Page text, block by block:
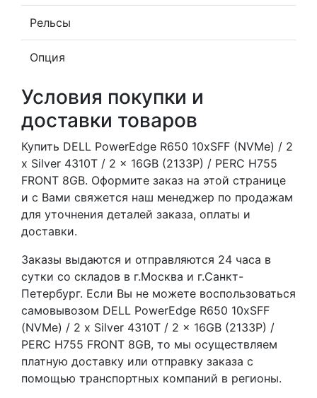
Рельсы
Опция
Условия покупки и
доставки товаров
Купить DELL PowerEdge R650 10xSFF (NVMe) / 2
x Silver 4310T / 2 x 16GB (2133P) / PERC H755
FRONT 8GB. Оформите заказ на этой странице
и с Вами свяжется наш менеджер по продажам
для уточнения деталей заказа, оплаты и
доставки.
Заказы выдаются и отправляются 24 часа в
сутки со складов в г.Москва и г.Санкт-
Петербург. Если Вы не можете воспользоваться
самовывозом DELL PowerEdge R650 10xSFF
(NVMe) / 2 x Silver 4310T / 2 x 16GB (2133P) /
PERC H755 FRONT 8GB, то мы осуществляем
платную доставку или отправку заказа с
помощью транспортных компаний в регионы.